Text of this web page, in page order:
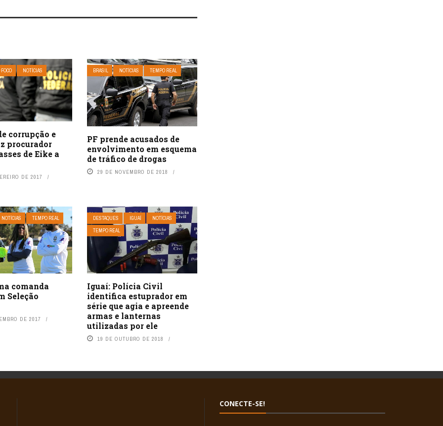
FOCO
NOTÍCIAS
corrupção e
procurador
de Eike a
DE 2017
BRASIL NOTÍCIAS TEMPO REAL
PF prende acusados de
envolvimento em esquema
de tráfico de drogas
29 DE NOVEMBRO DE 2018
NOTÍCIAS TEMPO REAL
comanda
Seleção
DE 2017
DESTAQUES IGUAÍ
NOTÍCIAS
TEMPO REAL
Iguaí: Polícia Civil
identifica estuprador em
série que agia e apreende
armas e lanternas
utilizadas por ele
19 DE OUTUBRO DE 2018
CONECTE-SE!